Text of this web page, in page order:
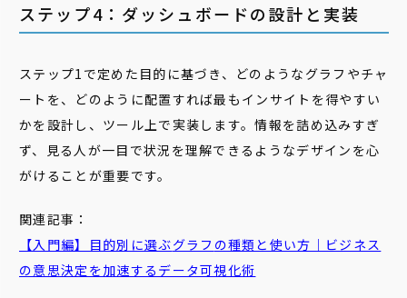
ステップ4：ダッシュボードの設計と実装
ステップ1で定めた目的に基づき、どのようなグラフやチャ
ートを、どのように配置すれば最もインサイトを得やすい
かを設計し、ツール上で実装します。情報を詰め込みすぎ
ず、見る人が一目で状況を理解できるようなデザインを心
がけることが重要です。
関連記事：
【入門編】目的別に選ぶグラフ の種類と使い方｜ビジネス
の意思決定を加速するデータ可視化術